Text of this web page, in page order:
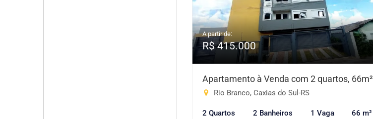
A partir de:
R$ 415.000
Apartamento à Venda com 2 quartos, 66m²
Rio Branco, Caxias do Sul-RS
2 Quartos 2 Banheiros 1 Vaga 66 m²